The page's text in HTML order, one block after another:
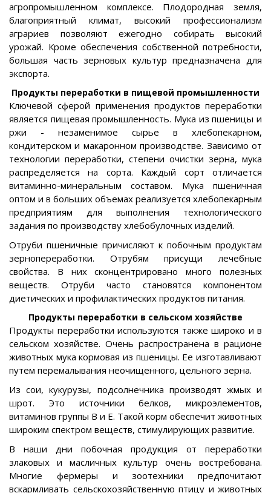
агропромышленном комплексе. Плодородная земля,
благоприятный климат, высокий профессионализм
аграриев позволяют ежегодно собирать высокий
урожай. Кроме обеспечения собственной потребности,
большая часть зерновых культур предназначена для
экспорта.
Продукты переработки в пищевой промышленности
Ключевой сферой применения продуктов переработки
является пищевая промышленность. Мука из пшеницы и
ржи - незаменимое сырье в хлебопекарном,
кондитерском и макаронном производстве. Зависимо от
технологии переработки, степени очистки зерна, мука
распределяется на сорта. Каждый сорт отличается
витаминно-минеральным составом. Мука пшеничная
оптом и в больших объемах реализуется хлебопекарным
предприятиям для выполнения технологического
задания по производству хлебобулочных изделий.
Отруби пшеничные причисляют к побочным продуктам
зернопереработки. Отрубям присущи лечебные
свойства. В них сконцентрировано много полезных
веществ. Отруби часто становятся компонентом
диетических и профилактических продуктов питания.
Продукты переработки в сельском хозяйстве
Продукты переработки используются также широко и в
сельском хозяйстве. Очень распространена в рационе
животных мука кормовая из пшеницы. Ее изготавливают
путем перемалывания неочищенного, цельного зерна.
Из сои, кукурузы, подсолнечника производят жмых и
шрот. Это источники белков, микроэлементов,
витаминов группы В и Е. Такой корм обеспечит животных
широким спектром веществ, стимулирующих развитие.
В наши дни побочная продукция от переработки
злаковых и масличных культур очень востребована.
Многие фермеры и зоотехники предпочитают
вскармливать сельскохозяйственную птицу и животных